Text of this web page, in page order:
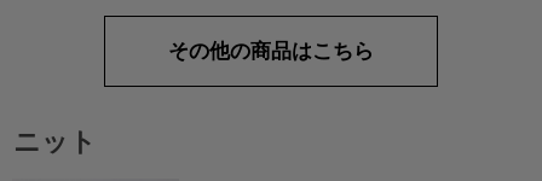
その他の商品はこちら
ニット